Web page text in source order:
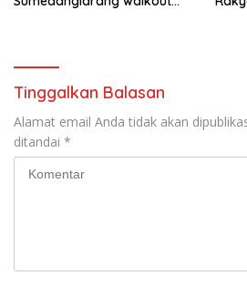
Tinggalkan Balasan
Alamat email Anda tidak akan
ditandai *